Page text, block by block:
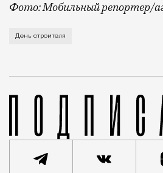
Фото: Мобильный репортер/
Это каска в фирменных
День строителя